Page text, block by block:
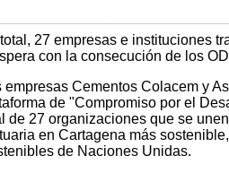
27 empresas e instituciones
con la consecución de los
empresas Cementos Colacem y
de "Compromiso por el
de 27 organizaciones que se
en Cartagena más
de Naciones Unidas.